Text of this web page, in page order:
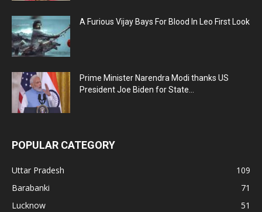
A Furious Vijay Bays For Blood In Leo First Look
Prime Minister Narendra Modi thanks US
President Joe Biden for State...
POPULAR CATEGORY
Uttar Pradesh
109
Barabanki
71
Lucknow
51